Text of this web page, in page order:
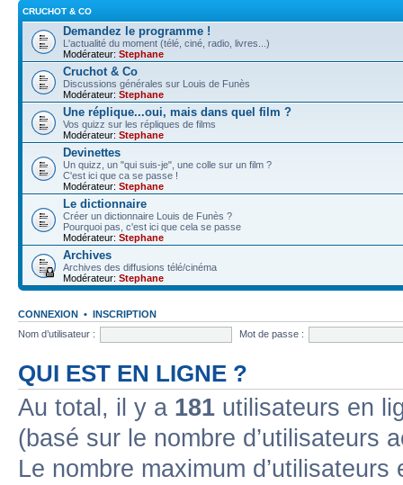
CRUCHOT & CO
Demandez le programme !
L'actualité du moment (télé, ciné, radio, livres...)
Modérateur: Stephane
Cruchot & Co
Discussions générales sur Louis de Funès
Modérateur: Stephane
Une réplique...oui, mais dans quel film ?
Vos quizz sur les répliques de films
Modérateur: Stephane
Devinettes
Un quizz, un "qui suis-je", une colle sur un film ?
C'est ici que ca se passe !
Modérateur: Stephane
Le dictionnaire
Créer un dictionnaire Louis de Funès ?
Pourquoi pas, c'est ici que cela se passe
Modérateur: Stephane
Archives
Archives des diffusions télé/cinéma
Modérateur: Stephane
CONNEXION • INSCRIPTION
Nom d’utilisateur :
Mot de passe :
QUI EST EN LIGNE ?
Au total, il y a 181 utilisateurs en
(basé sur le nombre d’utilisateurs
Le nombre maximum